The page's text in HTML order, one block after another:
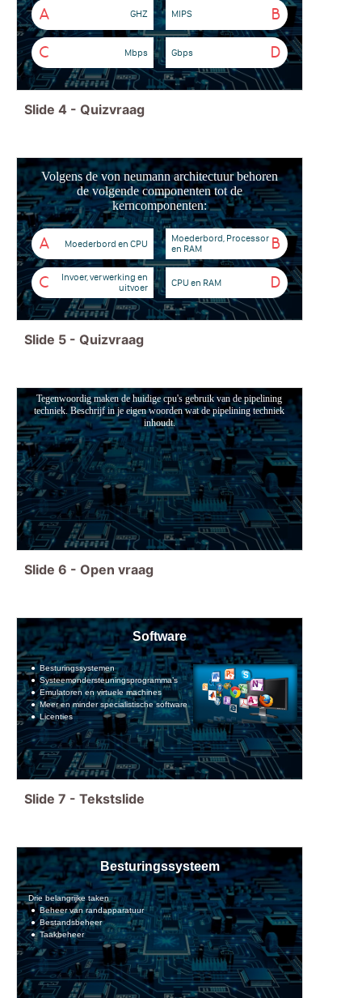
A GHZ B
MIPS
C Mbps D
Gbps
Slide 4 - Quizvraag
Volgens de von neumann architectuur behoren
de volgende componenten tot de
kerncomponenten:
A Moederbord en CPU B
Moederbord, Processor
en RAM
C
Invoer, verwerking en
uitvoer
D
CPU en RAM
Slide 5 - Quizvraag
Tegenwoordig maken de huidige cpu's gebruik van de pipelining
techniek. Beschrijf in je eigen woorden wat de pipelining techniek
inhoudt.
Slide 6 - Open vraag
Software
Besturingssystemen
Systeemondersteuningsprogramma’s
Emulatoren en virtuele machines
Meer en minder specialistische software
Licenties
Slide 7 - Tekstslide
Besturingssysteem
Drie belangrijke taken
Beheer van randapparatuur
Bestandsbeheer
Taakbeheer